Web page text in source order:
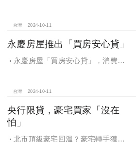
台灣 2024-10-11
永慶房屋推出「買房安心貸」
永慶房屋「買房安心貸」，消費者
產交易安全
台灣 2024-10-11
央行限貸，豪宅買家「沒在
怕」
北市頂級豪宅回溫？豪宅轉手獲利